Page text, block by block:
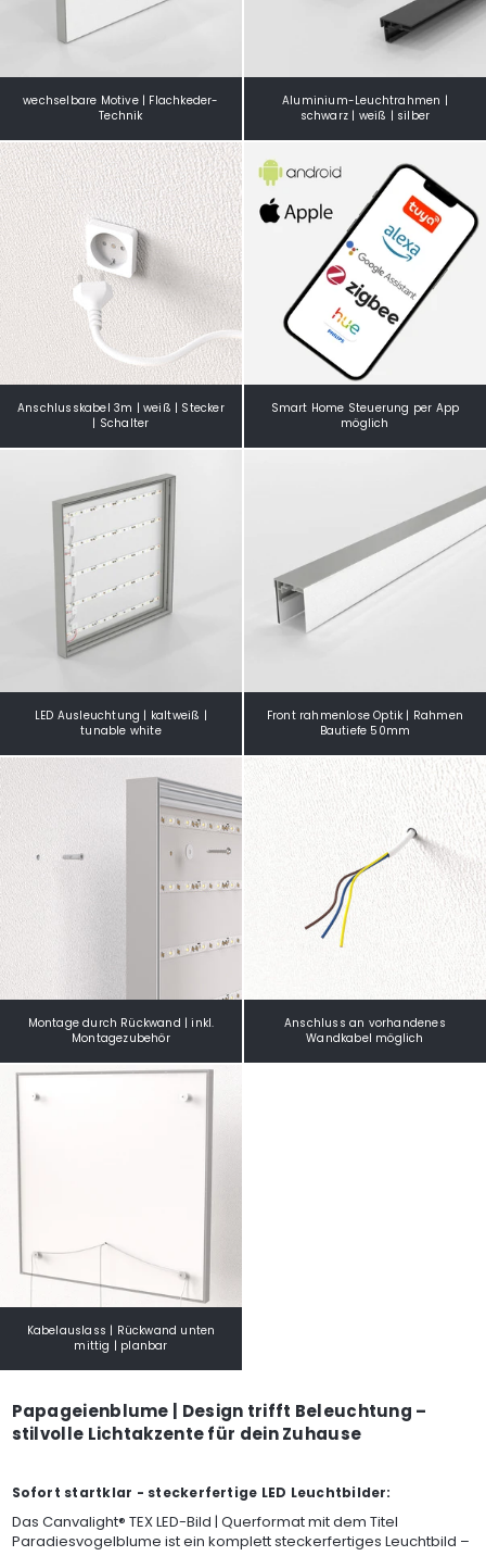
wechselbare Motive | Flachkeder-
Technik
Aluminium-Leuchtrahmen |
schwarz | weiß | silber
Anschlusskabel 3m | weiß | Stecker
| Schalter
Smart Home Steuerung per App
möglich
LED Ausleuchtung | kaltweiß |
tunable white
Front rahmenlose Optik | Rahmen
Bautiefe 50mm
Montage durch Rückwand | inkl.
Montagezubehör
Anschluss an vorhandenes
Wandkabel möglich
Kabelauslass | Rückwand unten
mittig | planbar
Papageienblume | Design trifft Beleuchtung –
stilvolle Lichtakzente für dein Zuhause
Sofort startklar - steckerfertige LED Leuchtbilder:
Das Canvalight® TEX LED-Bild | Querformat mit dem Titel
Paradiesvogelblume ist ein komplett steckerfertiges Leuchtbild –